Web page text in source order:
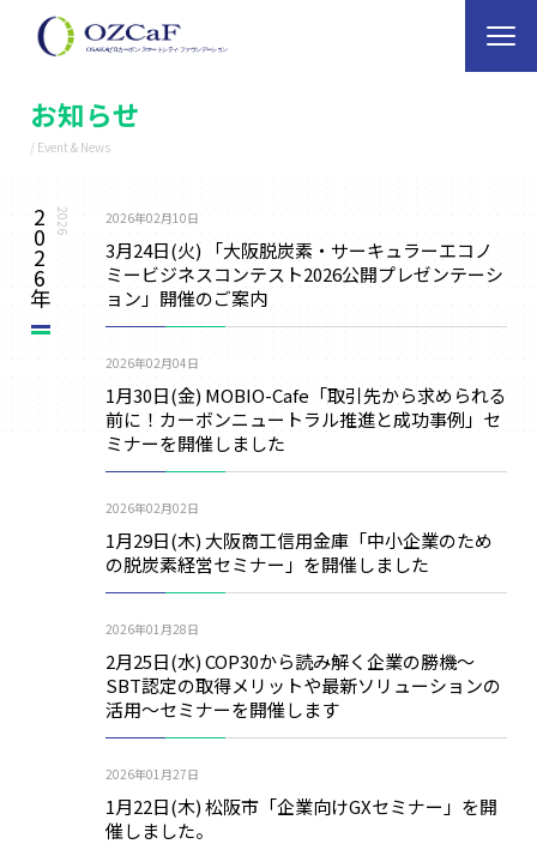
お知らせ
/ Event & News
2026
2
0
2
6
年
2026年02月10日
3月24日(火) 「大阪脱炭素・サーキュラーエコノ
ミービジネスコンテスト2026公開プレゼンテーシ
ョン」開催のご案内
2026年02月04日
1月30日(金) MOBIO-Cafe「取引先から求められる
前に！カーボンニュートラル推進と成功事例」セ
ミナーを開催しました
2026年02月02日
1月29日(木) 大阪商工信用金庫「中小企業のため
の脱炭素経営セミナー」を開催しました
2026年01月28日
2月25日(水) COP30から読み解く企業の勝機～
SBT認定の取得メリットや最新ソリューションの
活用～セミナーを開催します
2026年01月27日
1月22日(木) 松阪市「企業向けGXセミナー」を開
催しました。